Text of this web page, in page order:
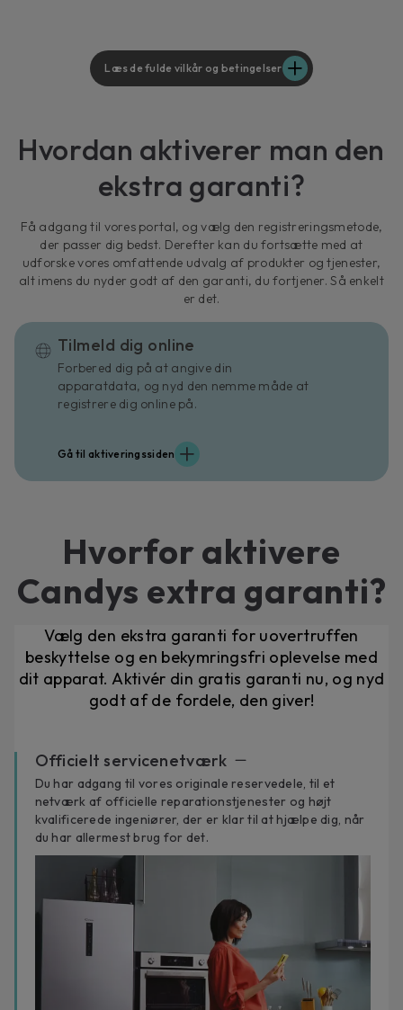
Læs de fulde vilkår og betingelser
Hvordan aktiverer man den
ekstra garanti?
Få adgang til vores portal, og vælg den registreringsmetode,
der passer dig bedst. Derefter kan du fortsætte med at
udforske vores omfattende udvalg af produkter og tjenester,
alt imens du nyder godt af den garanti, du fortjener. Så enkelt
er det.
Tilmeld dig online
Forbered dig på at angive din
apparatdata, og nyd den nemme måde at
registrere dig online på.
Gå til aktiveringssiden
Hvorfor aktivere
Candys extra garanti?
Vælg den ekstra garanti for uovertruffen
beskyttelse og en bekymringsfri oplevelse med
dit apparat. Aktivér din gratis garanti nu, og nyd
godt af de fordele, den giver!
Officielt servicenetværk
Du har adgang til vores originale reservedele, til et
netværk af officielle reparationstjenester og højt
kvalificerede ingeniører, der er klar til at hjælpe dig, når
du har allermest brug for det.